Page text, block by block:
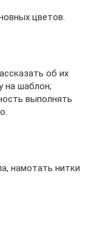
цветов.
об их
на шаблон;
выполнять
намотать нитки